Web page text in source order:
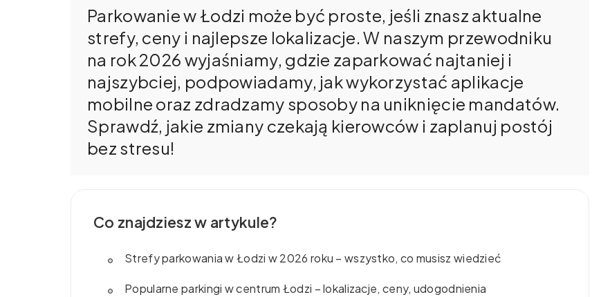
Parkowanie w Łodzi może być proste, jeśli znasz aktualne
strefy, ceny i najlepsze lokalizacje. W naszym przewodniku
na rok 2026 wyjaśniamy, gdzie zaparkować najtaniej i
najszybciej, podpowiadamy, jak wykorzystać aplikacje
mobilne oraz zdradzamy sposoby na uniknięcie mandatów.
Sprawdź, jakie zmiany czekają kierowców i zaplanuj postój
bez stresu!
Co znajdziesz w artykule?
Strefy parkowania w Łodzi w 2026 roku – wszystko, co musisz wiedzieć
Popularne parkingi w centrum Łodzi – lokalizacje, ceny, udogodnienia